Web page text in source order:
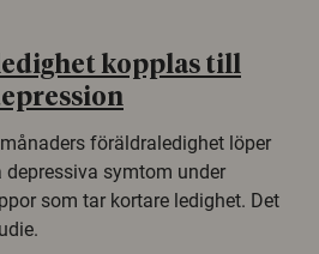
kopplas till
föräldraledighet löper
symtom under
som tar kortare ledighet. Det